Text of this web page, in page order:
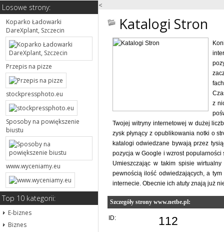
<
Losowe strony:
Koparko Ładowarki
DareXplant, Szczecin
Przepis na pizze
stockpressphoto.eu
Sposoby na powiększenie
biustu
www.wyceniamy.eu
Top 10 kategorii:
E-biznes
Biznes
Katalogi Stron
z
Twojej witryny internetowej w dużej
zysk płynący z opublikowania notki o
katalogi odwiedzane bywają przez
pozycja w Google i wzrost
Umieszczając w takim spisie
pewnością ilość odwiedzających, a
internecie. Obecnie ich atuty znają już
Szczegóły strony www.netbe.pl:
ID: 112